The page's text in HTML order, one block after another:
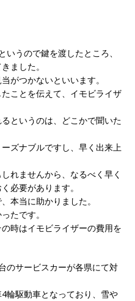
うので鍵を渡したところ、
ました。
がつかないといいます。
ことを伝えて、イモビライザ
というのは、どこかで聞いた
ズナブルですし、早く出来上
れませんから、なるべく早く
必要があります。
本当に助かりました。
たです。
時はイモビライザーの費用を
のサービスカーが各県にて対
輪駆動車となっており、雪や